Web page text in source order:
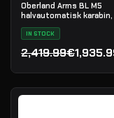
Oberland Arms BL M5
halvautomatisk karabin,
Rem
IN STOCK
2,419.99€
Den oprindelige
Den aktuelle